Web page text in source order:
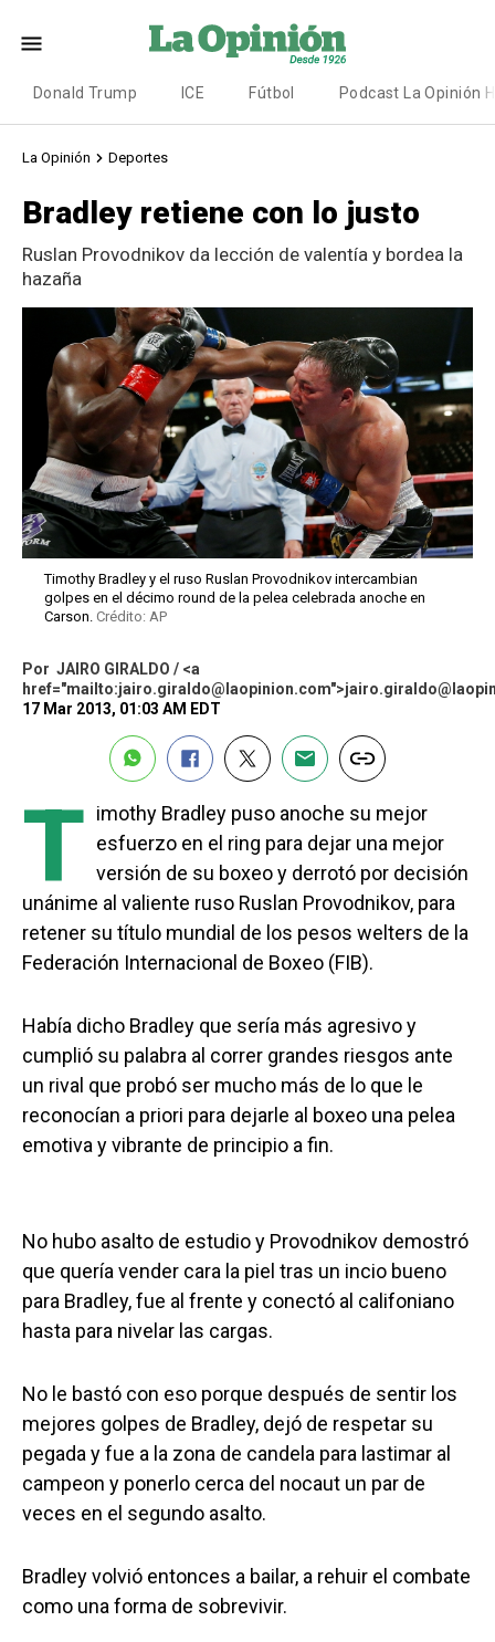
Donald Trump ICE Fútbol Podcast La Opinión
La Opinión Deportes
Bradley retiene con lo justo
Ruslan Provodnikov da lección de valentía y bordea la
hazaña
Timothy Bradley y el ruso Ruslan Provodnikov intercambian
golpes en el décimo round de la pelea celebrada anoche en
Carson. Crédito: AP
Por JAIRO GIRALDO / <a
17 Mar 2013, 01:03 AM EDT
T imothy Bradley puso anoche su mejor
esfuerzo en el ring para dejar una mejor
versión de su boxeo y derrotó por decisión
unánime al valiente ruso Ruslan Provodnikov, para
retener su título mundial de los pesos welters de la
Federación Internacional de Boxeo (FIB).
Había dicho Bradley que sería más agresivo y
cumplió su palabra al correr grandes riesgos ante
un rival que probó ser mucho más de lo que le
reconocían a priori para dejarle al boxeo una pelea
emotiva y vibrante de principio a fin.
No hubo asalto de estudio y Provodnikov demostró
que quería vender cara la piel tras un incio bueno
para Bradley, fue al frente y conectó al califoniano
hasta para nivelar las cargas.
No le bastó con eso porque después de sentir los
mejores golpes de Bradley, dejó de respetar su
pegada y fue a la zona de candela para lastimar al
campeon y ponerlo cerca del nocaut un par de
veces en el segundo asalto.
Bradley volvió entonces a bailar, a rehuir el combate
como una forma de sobrevivir.